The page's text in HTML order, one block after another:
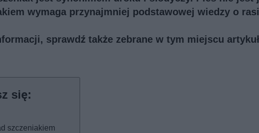
wymaga przynajmniej podstawowej wiedzy o
sprawdź także zebrane w tym miejscu
szczeniakiem